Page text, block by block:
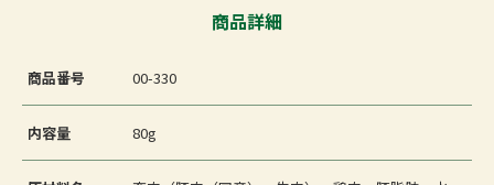
商品詳細
商品番号 00-330
内容量 80g